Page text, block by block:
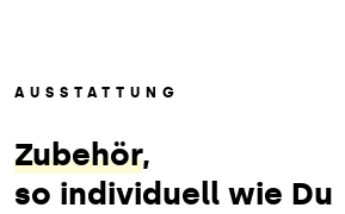
AUSSTATTUNG
Zubehör,
so individuell wie Du